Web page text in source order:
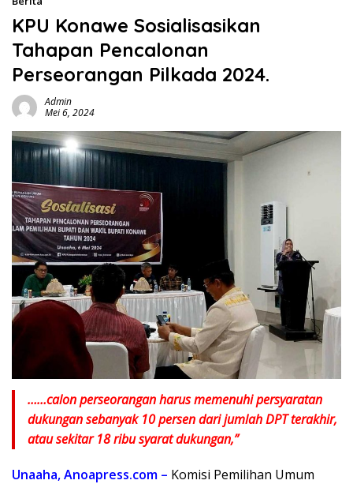
KPU Konawe Sosialisasikan
Tahapan Pencalonan
Perseorangan Pilkada 2024.
Admin
Mei 6, 2024
……calon perseorangan harus memenuhi persyaratan
dukungan sebanyak 10 persen dari jumlah DPT terakhir,
atau sekitar 18 ribu syarat dukungan,”
Unaaha, Anoapress.com – Komisi Pemilihan Umum